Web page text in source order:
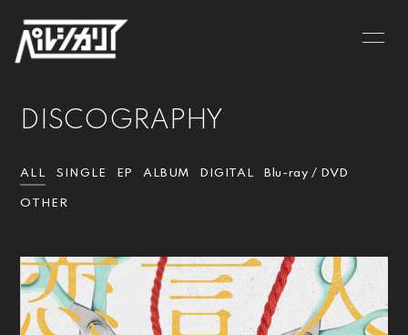
BIOGRAPHY MV
DISCOGRAPHY GOODS
DISCOGRAPHY
ALL SINGLE EP ALBUM DIGITAL Blu-ray / DVD
OTHER